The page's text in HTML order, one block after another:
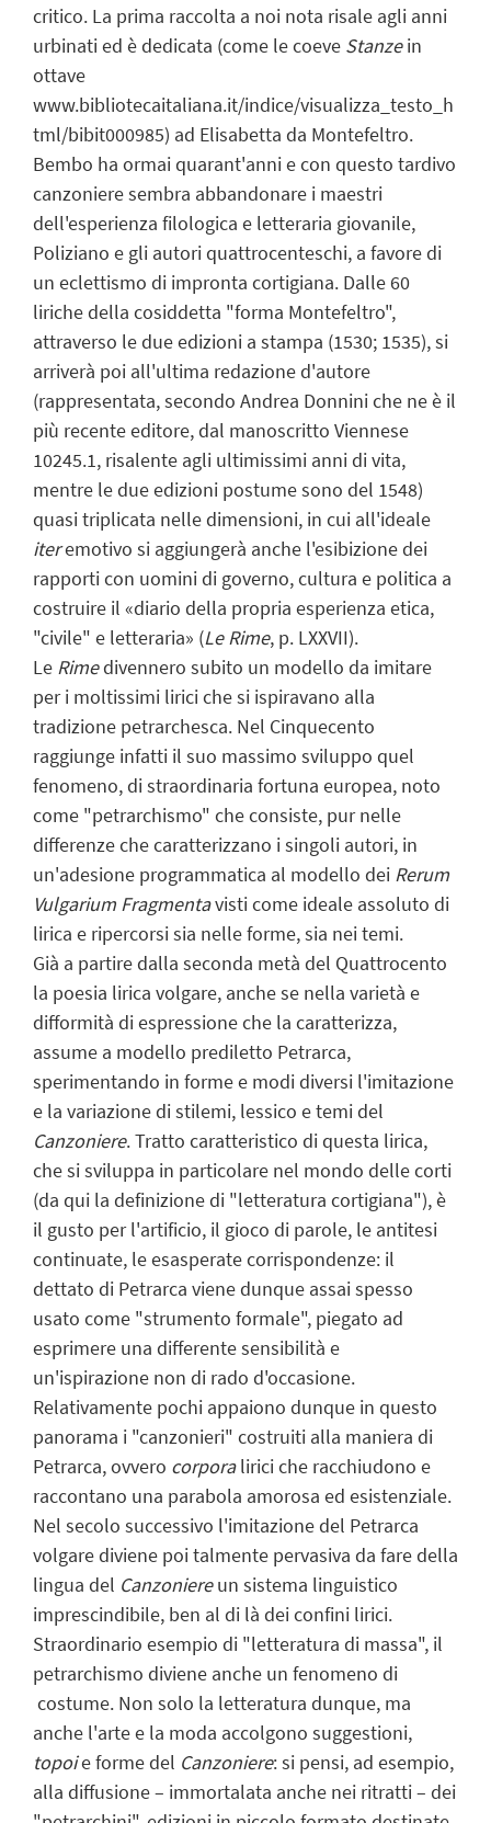
critico. La prima raccolta a noi nota risale agli anni
urbinati ed è dedicata (come le coeve Stanzein
ottave
www.bibliotecaitaliana.it/indice/visualizza_testo_h
tml/bibit000985) ad Elisabetta da Montefeltro.
Bembo ha ormai quarant'anni e con questo tardivo
canzoniere sembra abbandonare i maestri
dell'esperienza filologica e letteraria giovanile,
Poliziano e gli autori quattrocenteschi, a favore di
un eclettismo di impronta cortigiana. Dalle 60
liriche della cosiddetta "forma Montefeltro",
attraverso le due edizioni a stampa (1530; 1535), si
arriverà poi all'ultima redazione d'autore
(rappresentata, secondo Andrea Donnini che ne è il
più recente editore, dal manoscritto Viennese
10245.1, risalente agli ultimissimi anni di vita,
mentre le due edizioni postume sono del 1548)
quasi triplicata nelle dimensioni, in cui all'ideale
iteremotivo si aggiungerà anche l'esibizione dei
rapporti con uomini di governo, cultura e politica a
costruire il «diario della propria esperienza etica,
"civile" e letteraria» (Le Rime, p. LXXVII).
Le Rimedivennero subito un modello da imitare
per i moltissimi lirici che si ispiravano alla
tradizione petrarchesca. Nel Cinquecento
raggiunge infatti il suo massimo sviluppo quel
fenomeno, di straordinaria fortuna europea, noto
come "petrarchismo" che consiste, pur nelle
differenze che caratterizzano i singoli autori, in
un'adesione programmatica al modello dei Rerum
Vulgarium Fragmentavisti come ideale assoluto di
lirica e ripercorsi sia nelle forme, sia nei temi.
Già a partire dalla seconda metà del Quattrocento
la poesia lirica volgare, anche se nella varietà e
difformità di espressione che la caratterizza,
assume a modello prediletto Petrarca,
sperimentando in forme e modi diversi l'imitazione
e la variazione di stilemi, lessico e temi del
Canzoniere. Tratto caratteristico di questa lirica,
che si sviluppa in particolare nel mondo delle corti
(da qui la definizione di "letteratura cortigiana"), è
il gusto per l'artificio, il gioco di parole, le antitesi
continuate, le esasperate corrispondenze: il
dettato di Petrarca viene dunque assai spesso
usato come "strumento formale", piegato ad
esprimere una differente sensibilità e
un'ispirazione non di rado d'occasione.
Relativamente pochi appaiono dunque in questo
panorama i "canzonieri" costruiti alla maniera di
Petrarca, ovvero corporalirici che racchiudono e
raccontano una parabola amorosa ed esistenziale.
Nel secolo successivo l'imitazione del Petrarca
volgare diviene poi talmente pervasiva da fare della
lingua del Canzoniereun sistema linguistico
imprescindibile, ben al di là dei confini lirici.
Straordinario esempio di "letteratura di massa", il
petrarchismo diviene anche un fenomeno di
costume. Non solo la letteratura dunque, ma
anche l'arte e la moda accolgono suggestioni,
topoie forme del Canzoniere: si pensi, ad esempio,
alla diffusione – immortalata anche nei ritratti – dei